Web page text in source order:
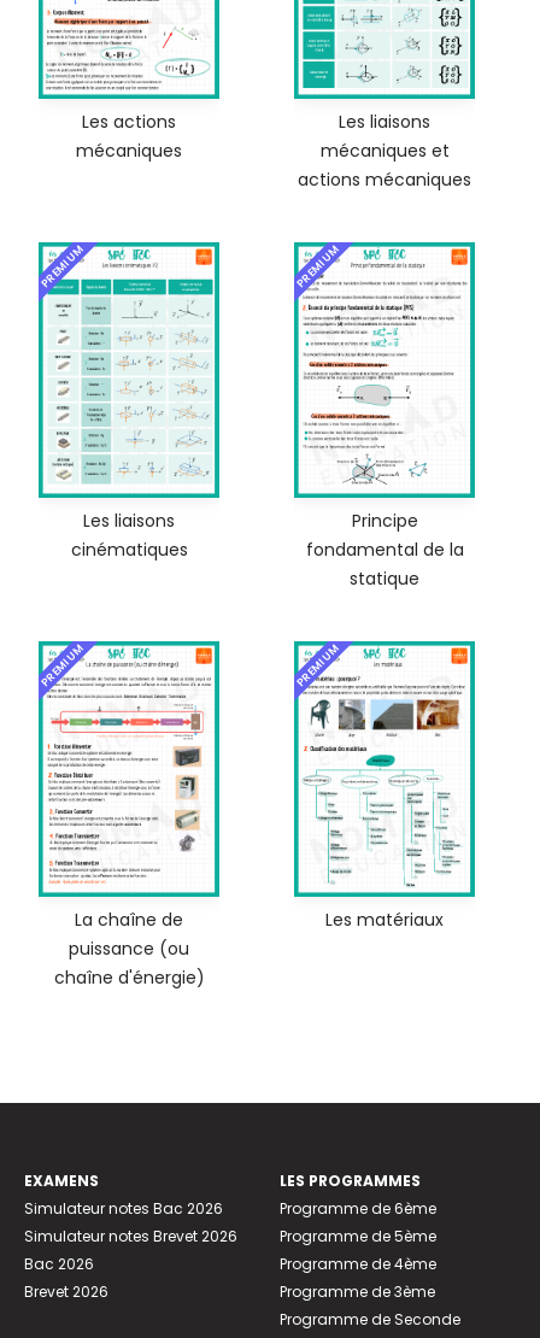
Les actions
mécaniques
Les liaisons
mécaniques et
actions mécaniques
PREMIUM
Les liaisons
cinématiques
PREMIUM
Principe
fondamental de la
statique
PREMIUM
La chaîne de
puissance (ou
chaîne d'énergie)
PREMIUM
Les matériaux
EXAMENS
Simulateur notes Bac 2026
Simulateur notes Brevet 2026
Bac 2026
Brevet 2026
LES PROGRAMMES
Programme de 6ème
Programme de 5ème
Programme de 4ème
Programme de 3ème
Programme de Seconde